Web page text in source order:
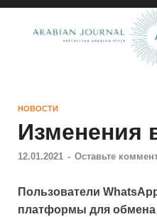
НОВОСТИ
Изменения
12.01.2021 - Оставьте
Пользователи
платформы для